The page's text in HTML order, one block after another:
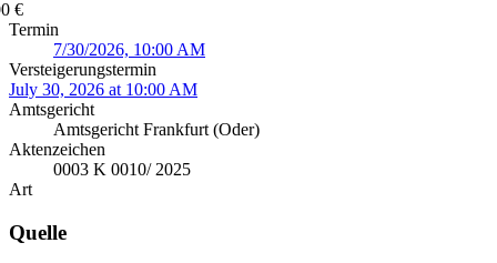
€
Termin
7/30/2026, 10:00 AM
Versteigerungstermin
July 30, 2026 at 10:00 AM
Amtsgericht
Amtsgericht Frankfurt (Oder)
Aktenzeichen
0003 K 0010/ 2025
Art
Quelle